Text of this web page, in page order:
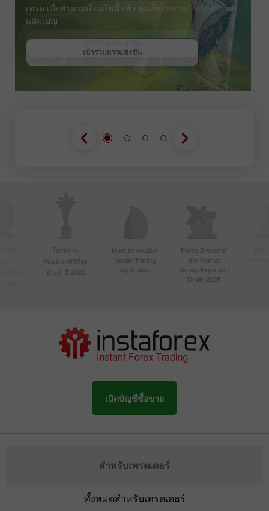
เทรด เมื่อทำตามเงื่อนไขนี้แล้ว คุณก็จะกลายเป็นผู้เข้าร่วม
แคมเปญ
เข้าร่วมการแข่งขัน
โปรแกรม
พันธมิตรที่ดีที่สุด
ประจำปี 2020
Most Innovative
Mobile Trading
Application
Forex Broker of
the Year at
Money Expo Abu
Dhabi 2025
เปิดบัญชีซื้อขาย
สำหรับเทรดเดอร์
ทั้งหมดสำหรับเทรดเดอร์